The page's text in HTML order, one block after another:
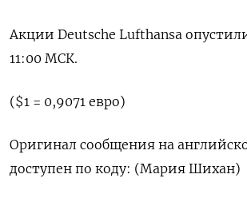
Акции Deutsche Lufthansa
11:00 МСК.
($1 = 0,9071 евро)
Оригинал сообщения на
доступен по коду: (Мария Шихан)